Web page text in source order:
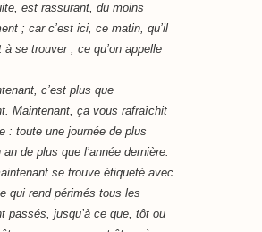
est rassurant, du moins
; car c’est ici, ce matin, qu’il
à se trouver ; ce qu’on appelle
, c’est plus que
Maintenant, ça vous rafraîchit
: toute une journée de plus
an de plus que l’année dernière.
se trouve étiqueté avec
qui rend périmés tous les
passés, jusqu’à ce que, tôt ou